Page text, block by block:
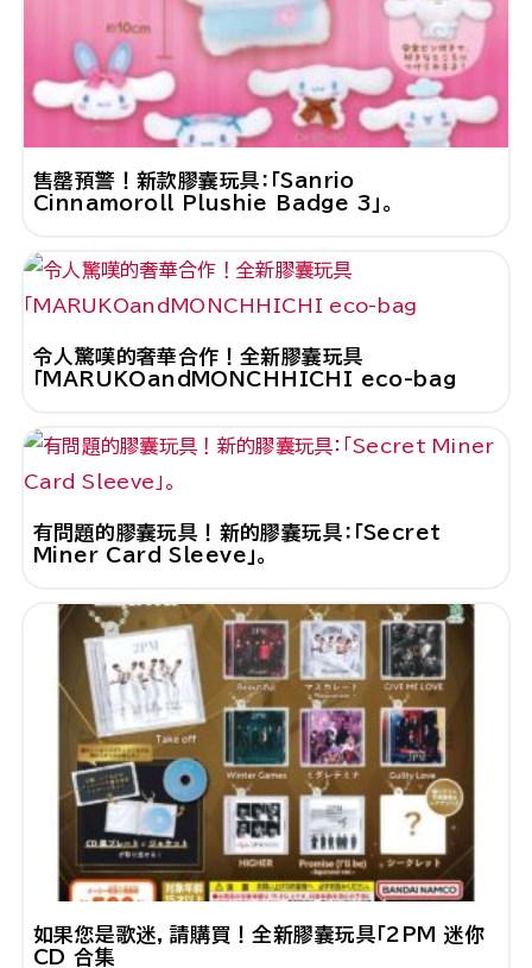
售罄預警！新款膠囊玩具：「Sanrio
Cinnamoroll Plushie Badge 3」。
令人驚嘆的奢華合作！全新膠囊玩具
「MARUKOandMONCHHICHI eco-bag
有問題的膠囊玩具！新的膠囊玩具：「Secret
Miner Card Sleeve」。
如果您是歌迷，請購買！全新膠囊玩具「2PM 迷你
CD 合集